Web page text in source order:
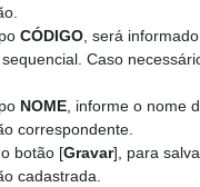
CÓDIGO, será
Caso
NOME, informe o nome
correspondente.
botão [Gravar], para
cadastrada.